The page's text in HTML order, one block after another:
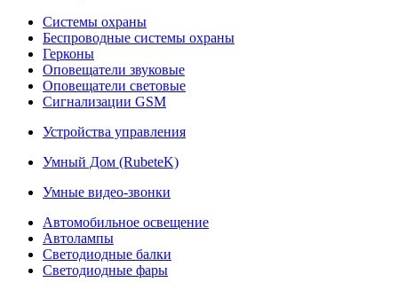
Системы охраны
Беспроводные системы охраны
Герконы
Оповещатели звуковые
Оповещатели световые
Сигнализации GSM
Устройства управления
Умный Дом (RubeteK)
Умные видео-звонки
Автомобильное освещение
Автолампы
Светодиодные балки
Светодиодные фары